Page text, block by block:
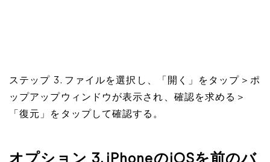
ステップ 3. ファイルを選択し、「開く」をタップ＞ポ
ップアップウィンドウが表示され、確認を求める＞
「復元」をタップして確認する。